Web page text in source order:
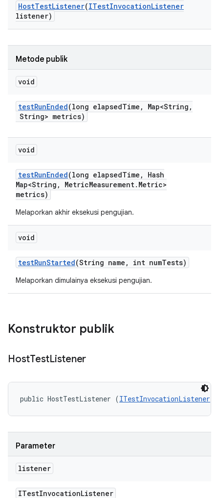
HostTestListener(ITestInvocationListener
listener)
Metode publik
void
testRunEnded(long elapsedTime , Map<String ,
String> metrics)
void
testRunEnded(long elapsedTime ,
Hash
Map<String , MetricMeasurement. Metric>
metrics)
Melaporkan akhir eksekusi pengujian.
void
testRunStarted(String name , int numTests)
Melaporkan dimulainya eksekusi pengujian.
Konstruktor publik
HostTestListener
public HostTestListener (ITestInvocationListener
Parameter
listener
ITestInvocationListener